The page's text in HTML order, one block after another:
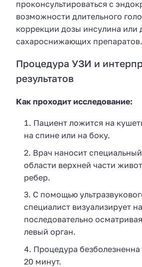
проконсультироваться с
возможности длительного
коррекции дозы инсулина или
сахароснижающих препаратов.
Процедура УЗИ и
результатов
Как проходит исследование:
Пациент ложится на
на спине или на боку.
Врач наносит
области верхней части
ребер.
С помощью
специалист визуализирует
последовательно
левый орган.
Процедура безболезненна
20 минут.